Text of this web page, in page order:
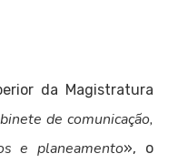
da Magistratura
de comunicação,
e planeamento», o